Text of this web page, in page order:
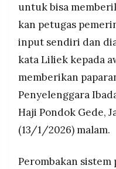
untuk bisa
kan petugas
input sendiri dan
kata Liliek kepada
memberikan
Penyelenggara
Haji Pondok Gede,
(13/1/2026) malam.
Perombakan